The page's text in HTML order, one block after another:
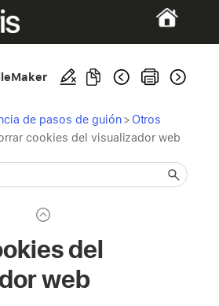
de pasos de guión > Otros
cookies del visualizador web
del
web